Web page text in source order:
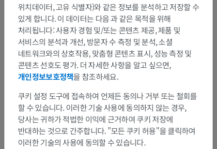
위치데이터, 고유 식별자)와 같은 정보를 분석하고 저장할 수
있게 합니다. 이 데이터는 다음 과 같은 목적을 위해
처리됩니다: 사용자 경험 및/또는 콘텐츠 제공, 제품 및
서비스의 분석과 개선, 방문자 수 측정 및 분석, 소셜
네트워크와의 상호작용, 맞춤형 콘텐츠 표시, 성능 측정 및
콘텐츠 선호도 평가. 더 자세한 사항을 알고 싶으면,
개인정보보호정책을 참조하세요.
쿠키 설정 도구에 접속하여 언제든 동의나 거부 또는 철회를
할 수 있습니다. 이러한 기술 사용에 동의하지 않는 경우,
당사는 귀하가 적법한 이익에 근거하여 쿠키 저장에
반대하는 것으로 간주합니다. "모든 쿠키 허용"을 클릭하여
이러한 기술의 사용에 동의할 수 있습니다.